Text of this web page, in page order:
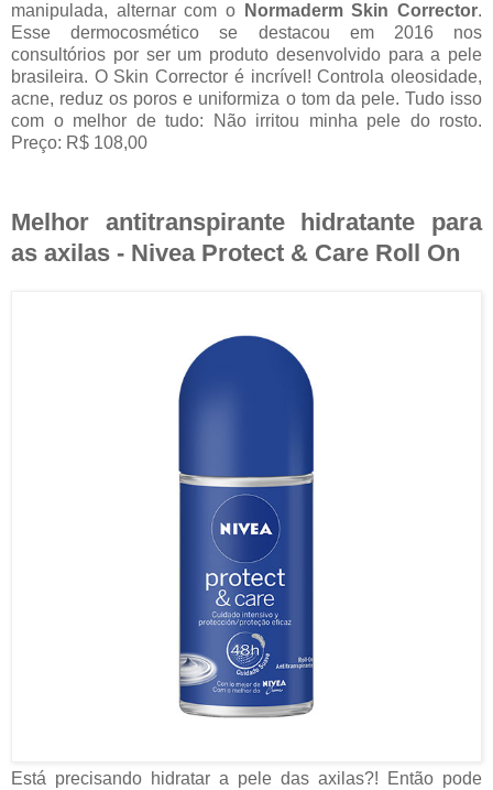
manipulada, alternar com o
Normaderm Skin Corrector.
Esse dermocosmético se destacou em 2016 nos
consultórios por ser um produto desenvolvido para a pele
brasileira. O Skin Corrector é incrível! Controla oleosidade,
acne, reduz os poros e uniformiza o tom da pele. Tudo isso
com o melhor de tudo: Não irritou minha pele do rosto.
Preço: R$ 108,00
Melhor antitranspirante hidratante para
as axilas - Nivea Protect & Care Roll On
Está precisando hidratar a pele das axilas?! Então pode